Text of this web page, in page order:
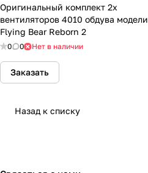
Оригинальный комплект 2х
вентиляторов 4010 обдува модели
Flying Bear Reborn 2
0 0 Нет в наличии
Заказать
Назад к списку